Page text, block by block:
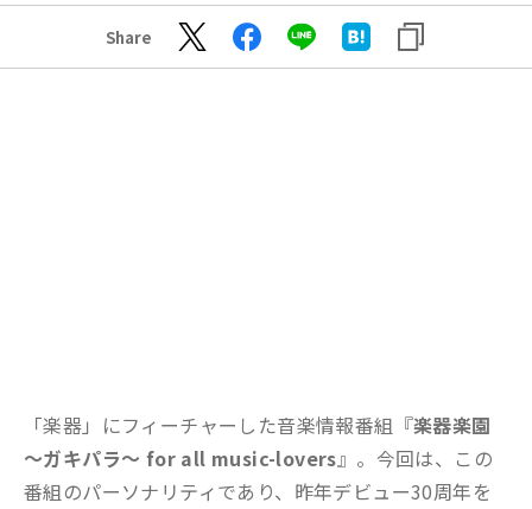
Share
「楽器」にフィーチャーした音楽情報番組『楽器楽園
～ガキパラ～ for all music-lovers』。今回は、この
番組のパーソナリティであり、昨年デビュー30周年を